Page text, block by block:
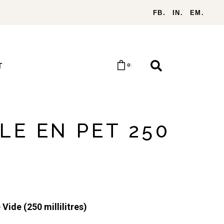
FB. IN. EM.
0
EN PET 250
Vide (250 millilitres)